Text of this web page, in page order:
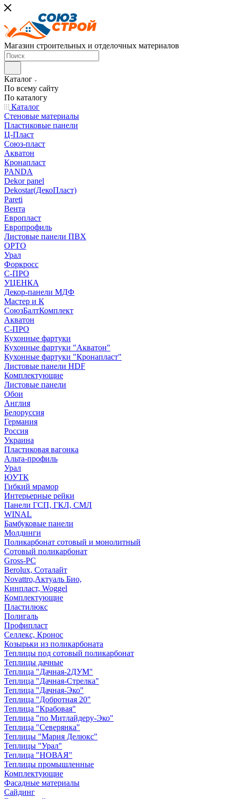
Магазин строительных и отделочных материалов
Каталог
По всему сайту
По каталогу
Каталог
Стеновые материалы
Пластиковые панели
Ц-Пласт
Союз-пласт
Акватон
Кронапласт
PANDA
Dekor panel
Dekostar(ДекоПласт)
Pareti
Вента
Европласт
Европрофиль
Листовые панели ПВХ
ОРТО
Урал
Форкросс
С-ПРО
УЦЕНКА
Декор-панели МДФ
Мастер и К
СоюзБалтКомплект
Акватон
С-ПРО
Кухонные фартуки
Кухонные фартуки "Акватон"
Кухонные фартуки "Кронапласт"
Листовые панели HDF
Комплектующие
Листовые панели
Обои
Англия
Белоруссия
Германия
Россия
Украина
Пластиковая вагонка
Альта-профиль
Урал
ЮУТК
Гибкий мрамор
Интерьерные рейки
Панели ГСП, ГКЛ, СМЛ
WINAL
Бамбуковые панели
Молдинги
Поликарбонат сотовый и монолитный
Сотовый поликарбонат
Gross-PC
Berolux, Соталайт
Novattro,Актуаль Био,
Кинпласт, Woggel
Комплектующие
Пластилюкс
Полигаль
Профипласт
Селлекс, Кронос
Козырьки из поликарбоната
Теплицы под сотовый поликарбонат
Теплицы дачные
Теплица "Дачная-2ДУМ"
Теплица "Дачная-Стрелка"
Теплица "Дачная-Эко"
Теплица "Добротная 20"
Теплица "Крабовая"
Теплица "по Митлайдеру-Эко"
Теплица "Северянка"
Теплицы "Мария Делюкс"
Теплицы "Урал"
Теплица "НОВАЯ"
Теплицы промышленные
Комплектующие
Фасадные материалы
Сайдинг